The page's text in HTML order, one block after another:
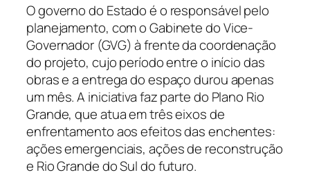
O governo do Estado é o responsável pelo
planejamento, com o Gabinete do Vice-
Governador (GVG) à frente da coordenação
do projeto, cujo período entre o início das
obras e a entrega do espaço durou apenas
um mês. A iniciativa faz parte do Plano Rio
Grande, que atua em três eixos de
enfrentamento aos efeitos das enchentes:
ações emergenciais, ações de reconstrução
e Rio Grande do Sul do futuro.